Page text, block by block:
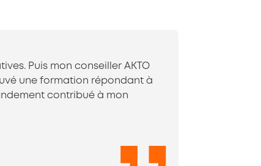
Puis mon conseiller AKTO
une formation répondant à
contribué à mon